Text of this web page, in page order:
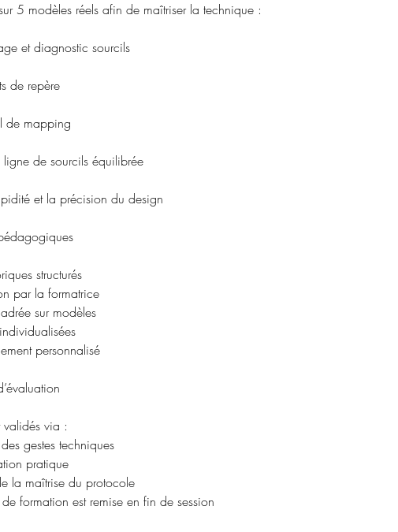
5 modèles réels afin de maîtriser la technique :
et diagnostic sourcils
de repère
de mapping
ligne de sourcils équilibrée
et la précision du design
structurés
par la formatrice
sur modèles
personnalisé
validés via :
gestes techniques
pratique
la maîtrise du protocole
formation est remise en fin de session